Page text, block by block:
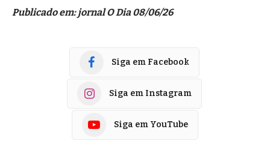
Publicado em: jornal O Dia 08/06/26
Siga em Facebook
Siga em Instagram
Siga em YouTube